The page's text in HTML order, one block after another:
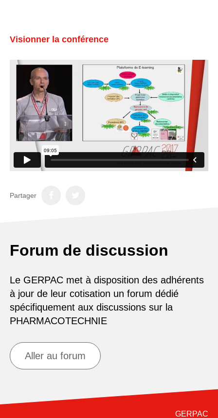
Visionner la conférence
Partager
Forum de discussion
Le GERPAC met à disposition des adhérents
à jour de leur cotisation un forum dédié
spécifiquement aux discussions sur la
PHARMACOTECHNIE
Aller au forum
GERPAC